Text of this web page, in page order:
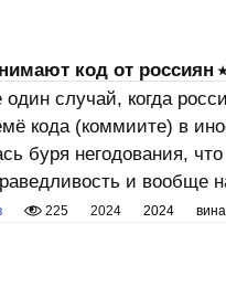
код от россиян
случай, когда
кода (коммиите) в
буря негодования,
и вообще
225 2024 2024 вина